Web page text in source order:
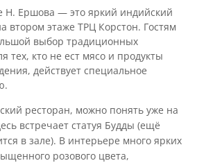
Н. Ершова — это яркий индийский
втором этаже ТРЦ Корстон. Гостям
выбор традиционных
тех, кто не ест мясо и продукты
действует специальное
ресторан, можно понять уже на
встречает статуя Будды (ещё
в зале). В интерьере много ярких
розового цвета,